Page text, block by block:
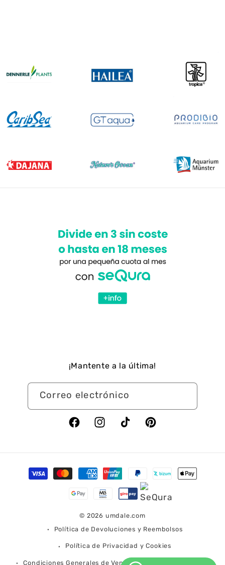
¡Mantente a la última!
Correo electrónico
FacebookInstagramTikTok Pinterest
Formas
de
© 2026 umdale.com
Política de Devoluciones y Reembolsos
Política de Privacidad y Cookies
Condiciones Generales de Venta Condiciones de Envío